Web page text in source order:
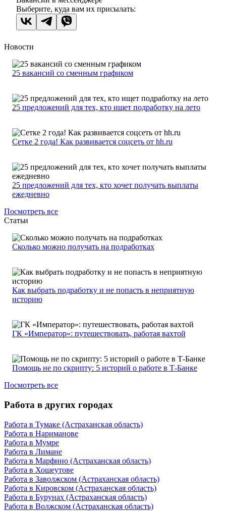
Выберите, куда вам их присылать:
Новости
25 вакансий со сменным графиком
25 предложений для тех, кто ищет подработку на лето
Сетке 2 года! Как развивается соцсеть от hh.ru
25 предложений для тех, кто хочет получать выплаты
ежедневно
Посмотреть все
Статьи
Сколько можно получать на подработках
Как выбрать подработку и не попасть в неприятную
историю
ГК «Император»: путешествовать, работая вахтой
Помощь не по скрипту: 5 историй о работе в Т-Банке
Посмотреть все
Работа в других городах
Работа в Тумаке (Астраханская область)
Работа в Нариманове
Работа в Мумре
Работа в Лимане
Работа в Марфино (Астраханская область)
Работа в Хошеутове
Работа в Заволжском (Астраханская область)
Работа в Кировском (Астраханская область)
Работа в Бурунах (Астраханская область)
Работа в Волжском (Астраханская область)